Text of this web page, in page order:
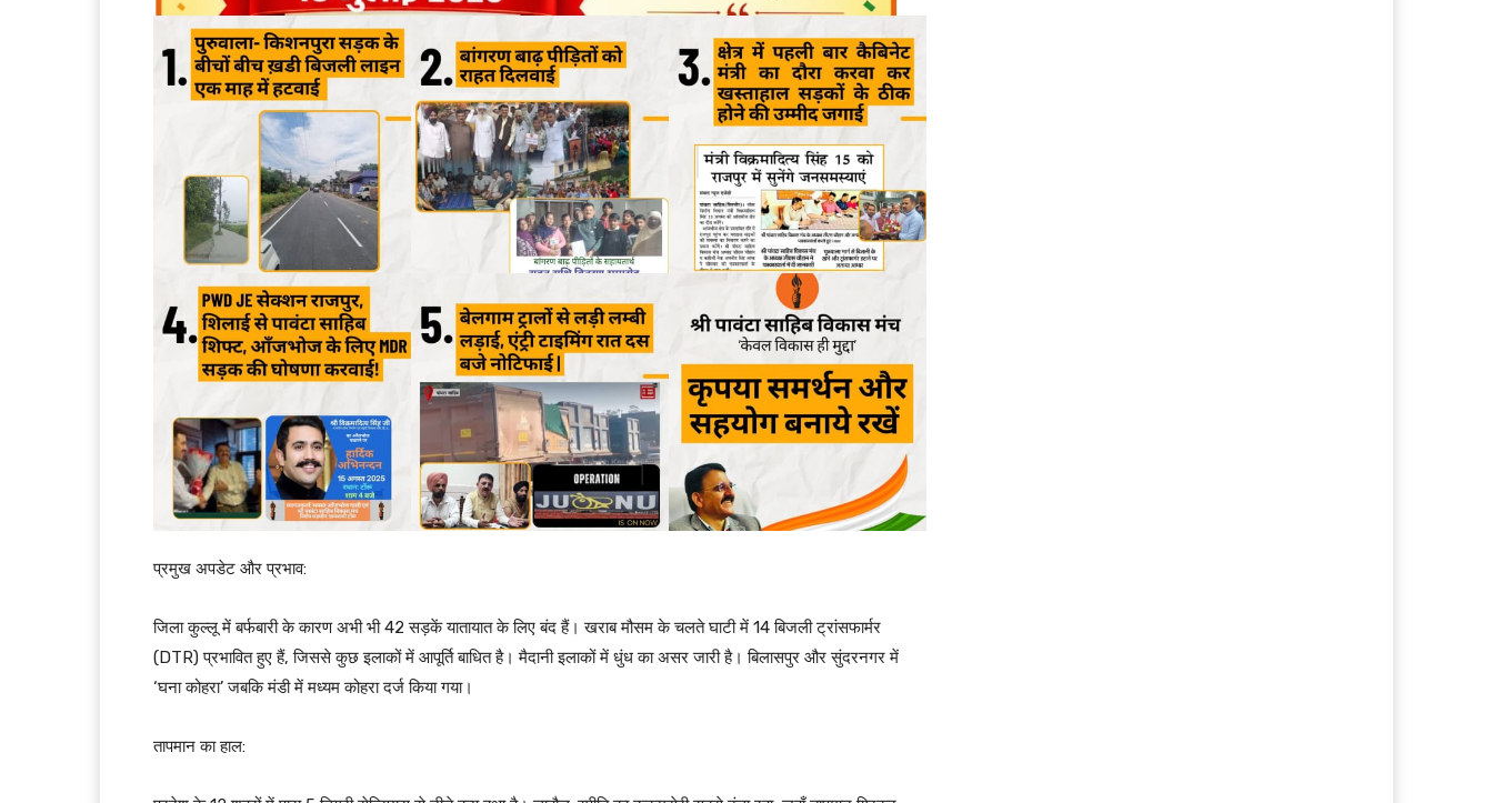
प्रमुख अपडेट और प्रभाव:
जिला कुल्लू में बर्फबारी के कारण अभी भी 42 सड़कें यातायात के लिए बंद हैं। खराब मौसम के चलते घाटी में 14 बिजली ट्रांसफार्मर
(DTR) प्रभावित हुए हैं, जिससे कुछ इलाकों में आपूर्ति बाधित है। मैदानी इलाकों में धुंध का असर जारी है। बिलासपुर और सुंदरनगर में
‘घना कोहरा’ जबकि मंडी में मध्यम कोहरा दर्ज किया गया।
तापमान का हाल: